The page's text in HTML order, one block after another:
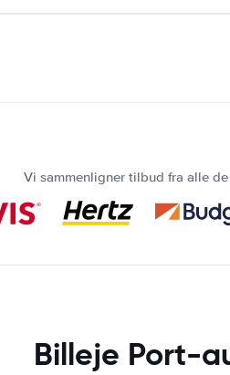
Vi sammenligner tilbud fra alle
Billeje Port-